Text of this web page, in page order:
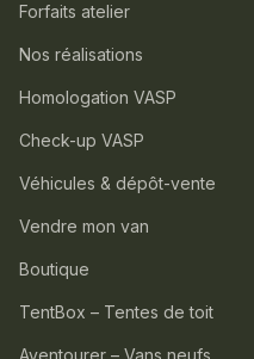
Forfaits atelier
Nos réalisations
Homologation VASP
Check-up VASP
Véhicules & dépôt-vente
Vendre mon van
Boutique
TentBox – Tentes de toit
Aventourer – Vans neufs